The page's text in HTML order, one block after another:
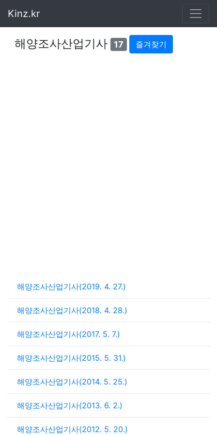
Kinz.kr
해양조사산업기사 17 즐겨찾기
해양조사산업기사(2019. 4. 27.)
해양조사산업기사(2018. 4. 28.)
해양조사산업기사(2017. 5. 7.)
해양조사산업기사(2015. 5. 31.)
해양조사산업기사(2014. 5. 25.)
해양조사산업기사(2013. 6. 2.)
해양조사산업기사(2012. 5. 20.)